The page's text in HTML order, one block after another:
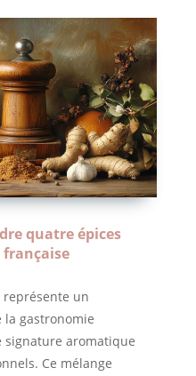
quatre épices
représente un
gastronomie
aromatique
Ce mélange